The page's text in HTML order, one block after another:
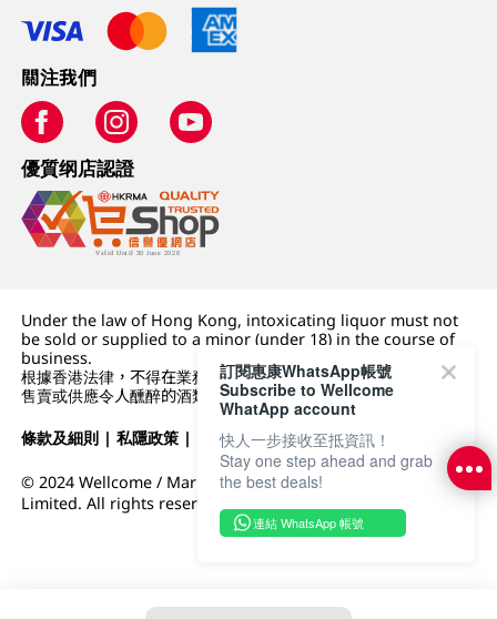
關注我們
優質纲店認證
Under the law of Hong Kong, intoxicating liquor must not
be sold or supplied to a minor (under 18) in the course of
business.
根據香港法律，不得在業務過程中，向未成年人 (18 歲以下人士)
售賣或供應令人醺醉的酒類。
條款及細則 |私隱政策 | DFI零售集團
© 2024 Wellcome / Market Place. The Dairy Farm Company
Limited. All rights reserved.
訂閱惠康WhatsApp帳號
Subscribe to Wellcome
WhatApp account
快人一步接收至抵資訊！
Stay one step ahead and grab
the best deals!
連結 WhatsApp 帳號